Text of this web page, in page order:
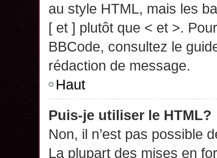
au style HTML, mais les
[ et ] plutôt que < et >.
BBCode, consultez le
rédaction de message.
Haut
Puis-je utiliser le HTML?
Non, il n’est pas possible
La plupart des mises en